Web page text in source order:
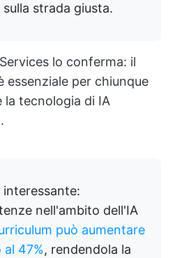
strada giusta.
lo conferma: il
essenziale per chiunque
tecnologia di IA
nell'ambito dell'IA
può aumentare
al 47%, rendendola la